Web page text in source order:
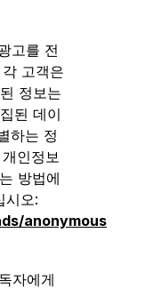
고를 전
고객은
정보는
된 데이
하는 정
인정보
방법에
시오:
anonymous
자에게